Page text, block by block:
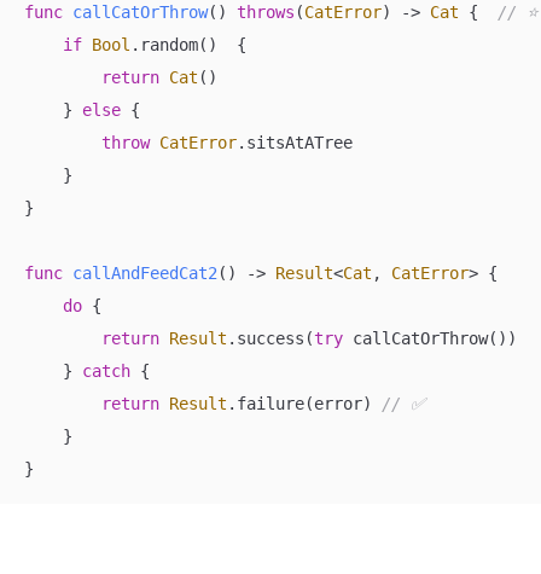
func callCatOrThrow() throws (CatError) -> Cat {
// ⭐️
if Bool .random()  {
return Cat ()
    }
else {
throw CatError.sitsAtATree
    }
}
func callAndFeedCat2 () -> Result<Cat , CatError> {
do {
return Result .success(try callCatOrThrow())
    }
catch {
return Result .failure(error)
// ✅
    }
}